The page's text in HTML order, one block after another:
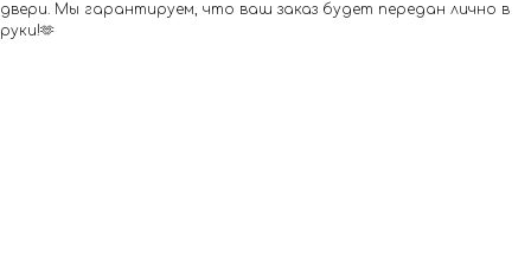
двери. Мы гарантируем, что ваш заказ будет передан лично в
руки!🫶